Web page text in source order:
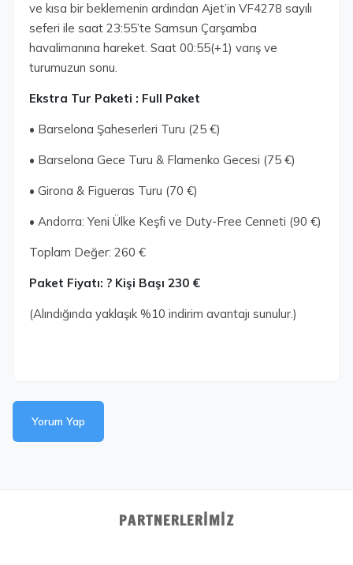
ve kısa bir beklemenin ardından Ajet’in VF4278 sayılı
seferi ile saat 23:55’te Samsun Çarşamba
havalimanına hareket. Saat 00:55(+1) varış ve
turumuzun sonu.
Ekstra Tur Paketi : Full Paket
• Barselona Şaheserleri Turu (25 €)
• Barselona Gece Turu & Flamenko Gecesi (75 €)
• Girona & Figueras Turu (70 €)
• Andorra: Yeni Ülke Keşfi ve Duty-Free Cenneti (90 €)
Toplam Değer: 260 €
Paket Fiyatı: ? Kişi Başı 230 €
(Alındığında yaklaşık %10 indirim avantajı sunulur.)
Yorum Yap
PARTNERLERIMIZ